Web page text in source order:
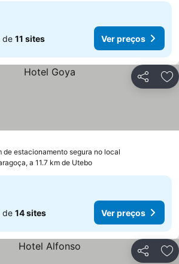
de 11 sites Ver preços
Partilhar
de estacionamento segura no local
a 11.7 km de Utebo
de 14 sites Ver preços
Partilhar